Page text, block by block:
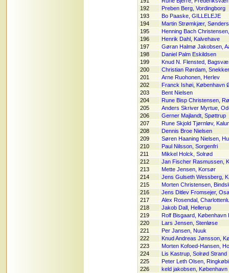
192
Preben Berg, Vordingborg
193
Bo Paaske, GILLELEJE
194
Martin Strømkjær,
195
Henning Bach
196
Henrik Dahl, Kalvehave
197
Gøran Halmø Jakobsen,
198
Daniel Palm Eskildsen
199
Knud N. Flensted,
200
Christian Rørdam,
201
Arne Ruohonen, Herlev
202
Franck Ishøi, København
203
Bent Nielsen
204
Rune Bisp Christensen,
205
Anders Skriver Myrtue,
206
Gerner Majlandt, Spøttrup
207
Rune Skjold Tjørnløv,
208
Dennis Broe Nielsen
209
Søren Haaning Nielsen,
210
Paul Nilsson, Sorgenfri
211
Mikkel Holck, Solrød
212
Jan Fischer Rasmussen,
213
Mette Jensen, Korsør
214
Jens Gulseth Wessberg,
215
Morten Christensen,
216
Jens Ditlev Fromsejer,
217
Alex Rosendal,
218
Jakob Dall, Hellerup
219
Rolf Bisgaard, København
220
Lars Jensen, Stenløse
221
Per Jansen, Nuuk
222
Knud Andreas Jønsson,
223
Morten Kofoed-Hansen,
224
Lis Kastrup, Solrød Strand
225
Peter Leth Olsen,
226
keld jakobsen, København